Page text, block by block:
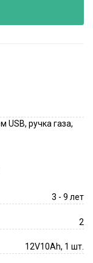
USB, ручка газа,
3 - 9 лет
2
12V10Ah, 1 шт.